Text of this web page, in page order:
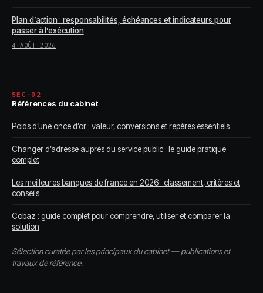
Plan d’action : responsabilités, échéances et indicateurs pour
passer à l’exécution
4 AOÛT 2026
SEC-02
Références du cabinet
Poids d’une once d’or : valeur, conversions et repères essentiels
Changer d’adresse auprès du service public : le guide pratique
complet
Les meilleures banques de france en 2026 : classement, critères et
conseils
Cobaz : guide complet pour comprendre, utiliser et comparer la
solution
Sélection curatée par les principaux du cabinet — publications et
travaux de référence.